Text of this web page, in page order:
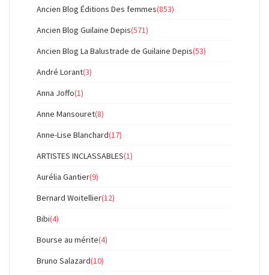
Ancien Blog Éditions Des femmes(853)
Ancien Blog Guilaine Depis(571)
Ancien Blog La Balustrade de Guilaine Depis(53)
André Lorant(3)
Anna Joffo(1)
Anne Mansouret(8)
Anne-Lise Blanchard(17)
ARTISTES INCLASSABLES(1)
Aurélia Gantier(9)
Bernard Woitellier(12)
Bibi(4)
Bourse au mérite(4)
Bruno Salazard(10)